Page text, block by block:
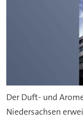
Der Duft- und
Niedersachsen